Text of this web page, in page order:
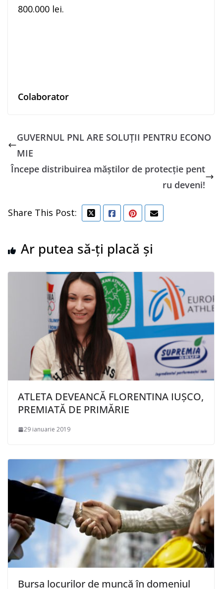
800.000 lei.
Colaborator
GUVERNUL PNL ARE SOLUȚII PENTRU ECONO
MIE
Începe distribuirea măștilor de protecție pent
ru deveni!
Share This Post:
Ar putea să-ți placă și
ATLETA DEVEANCĂ FLORENTINA IUȘCO,
PREMIATĂ DE PRIMĂRIE
29 ianuarie 2019
Bursa locurilor de muncă în domeniul